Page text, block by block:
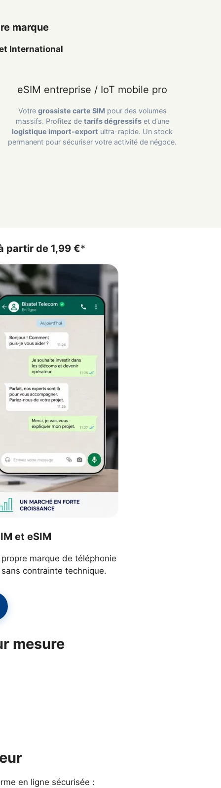
marque
International
eSIM entreprise / IoT mobile pro
Votre grossiste carte SIMpour des volumes
massifs. Profitez de tarifs dégressifset d’une
logistique import-export ultra-rapide. Un stock
permanent pour sécuriser votre activité de négoce.
partir de 1,99 €*
et eSIM
marque de téléphonie
contrainte technique.
mesure
en ligne sécurisée :